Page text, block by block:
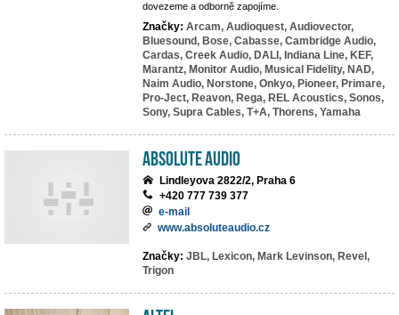
dovezeme a odborně zapojíme.
Značky: Arcam, Audioquest, Audiovector,
Bluesound, Bose, Cabasse, Cambridge Audio,
Cardas, Creek Audio, DALI, Indiana Line, KEF,
Marantz, Monitor Audio, Musical Fidelity, NAD,
Naim Audio, Norstone, Onkyo, Pioneer, Primare,
Pro-Ject, Reavon, Rega, REL Acoustics, Sonos,
Sony, Supra Cables, T+A, Thorens, Yamaha
Absolute Audio
Lindleyova 2822/2, Praha 6
+420 777 739 377
e-mail
www.absoluteaudio.cz
Značky: JBL, Lexicon, Mark Levinson, Revel,
Trigon